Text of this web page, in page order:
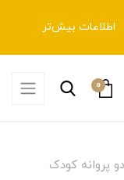
اطلاعات بیش‌تر
0
پروانه کودک